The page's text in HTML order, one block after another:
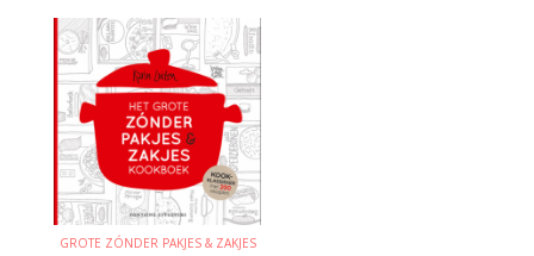
GROTE ZÓNDER PAKJES & ZAKJES